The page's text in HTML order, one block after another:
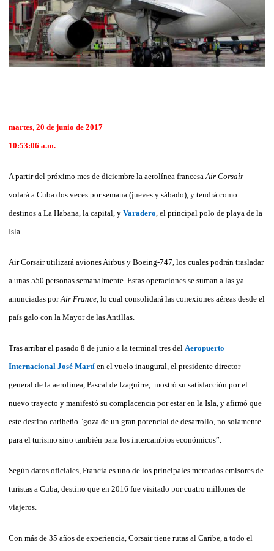
martes, 20 de junio de 2017
10:53:06 a.m.
A partir del próximo mes de diciembre la aerolínea francesaAir Corsair
volará a Cuba dos veces por semana (jueves y sábado), y tendrá como
destinos a La Habana, la capital, y Varadero, el principal polo de playa de la
Isla.
Air Corsair utilizará aviones Airbus y Boeing-747, los cuales podrán trasladar
a unas 550 personas semanalmente. Estas operaciones se suman a las ya
anunciadas porAir France, lo cual consolidará las conexiones aéreas desde el
país galo con la Mayor de las Antillas.
Tras arribar el pasado 8 de junio a la terminal tres del Aeropuerto
Internacional José Martí en el vuelo inaugural, el presidente director
general de la aerolínea, Pascal de Izaguirre, mostró su satisfacción por el
nuevo trayecto y manifestó su complacencia por estar en la Isla, y afirmó que
este destino caribeño "goza de un gran potencial de desarrollo, no solamente
para el turismo sino también para los intercambios económicos”.
Según datos oficiales, Francia es uno de los principales mercados emisores de
turistas a Cuba, destino que en 2016 fue visitado por cuatro millones de
viajeros.
Con más de 35 años de experiencia, Corsair tiene rutas al Caribe, a todo el